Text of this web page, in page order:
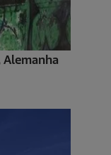
Alemanha